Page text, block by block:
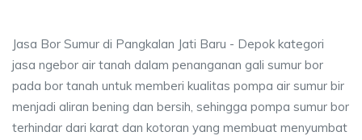
Jasa Bor Sumur di Pangkalan Jati Baru - Depok kategori
jasa ngebor air tanah dalam penanganan gali sumur bor
pada bor tanah untuk memberi kualitas pompa air sumur bir
menjadi aliran bening dan bersih, sehingga pompa sumur bor
terhindar dari karat dan kotoran yang membuat menyumbat